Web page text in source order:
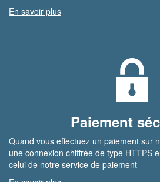
En savoir plus
Paiement
Quand vous effectuez un paiement sur
une connexion chiffrée de type HTTPS
celui de notre service de paiement